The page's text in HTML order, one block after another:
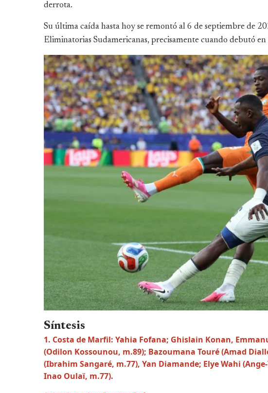
derrota.
Su última caída hasta hoy se remontó al 6 de septiembre de
Eliminatorias Sudamericanas, precisamente cuando debutó
Síntesis
1. Costa de Marfil: Yahia Fofana; Ghislain Konan,
(Odilon Kossounou, m.89); Bazoumana Touré (Amad
(Ibrahim Sangaré, m.77), Yan Diamande; Elye Wahi
Inao Oulaï, m.77).